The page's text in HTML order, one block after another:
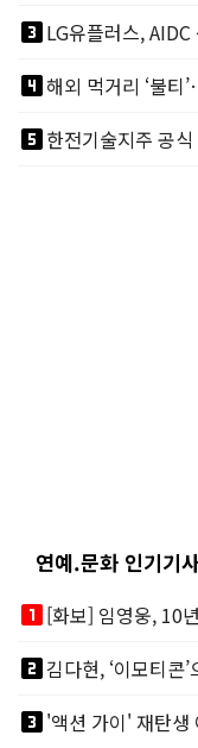
looks_3
looks_4
looks_5한전기술지주 공
연예.문화 인기기
looks_one[화보] 임영웅, 10
looks_two김다현, ‘이모티콘
looks_3